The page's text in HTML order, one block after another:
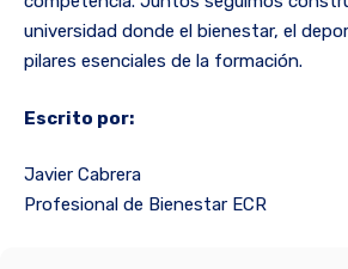
universidad donde el bienestar, el
pilares esenciales de la formación.
Escrito por:
Javier Cabrera
Profesional de Bienestar ECR